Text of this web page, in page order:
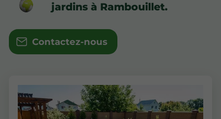
jardins à Rambouillet.
Contactez-nous